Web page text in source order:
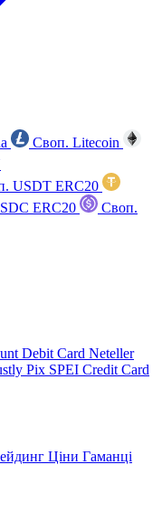
Своп. Litecoin
USDT ERC20
ERC20
Своп.
Debit Card Neteller
Pix SPEI Credit Card
Ціни Гаманці